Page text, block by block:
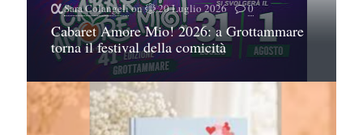
Sara Colangelion 20 Luglio 2026 0
Cabaret Amore Mio! 2026: a Grottammare
torna il festival della comicità